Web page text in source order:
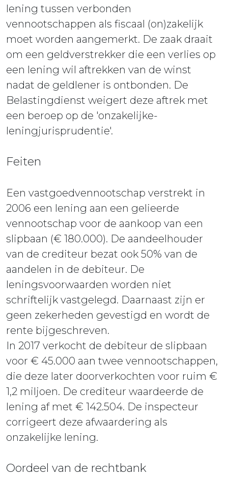
lening tussen verbonden
vennootschappen als fiscaal (on)zakelijk
moet worden aangemerkt. De zaak draait
om een geldverstrekker die een verlies op
een lening wil aftrekken van de winst
nadat de geldlener is ontbonden. De
Belastingdienst weigert deze aftrek met
een beroep op de 'onzakelijke-
leningjurisprudentie'.
Feiten
Een vastgoedvennootschap verstrekt in
2006 een lening aan een gelieerde
vennootschap voor de aankoop van een
slipbaan (€ 180.000). De aandeelhouder
van de crediteur bezat ook 50% van de
aandelen in de debiteur. De
leningsvoorwaarden worden niet
schriftelijk vastgelegd. Daarnaast zijn er
geen zekerheden gevestigd en wordt de
rente bijgeschreven.
In 2017 verkocht de debiteur de slipbaan
voor € 45.000 aan twee vennootschappen,
die deze later doorverkochten voor ruim €
1,2 miljoen. De crediteur waardeerde de
lening af met € 142.504. De inspecteur
corrigeert deze afwaardering als
onzakelijke lening.
Oordeel van de rechtbank